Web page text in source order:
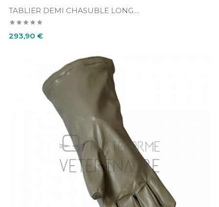
TABLIER DEMI CHASUBLE LONG....
Prix
293,90 €